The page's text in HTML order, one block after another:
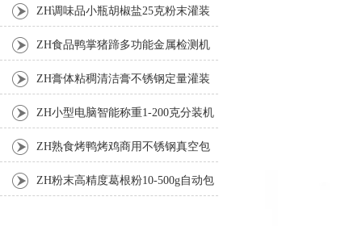
装机 ZH调味品小瓶胡椒盐25克粉末灌装
ZH食品鸭掌猪蹄多功能金属检测机
ZH膏体粘稠清洁膏不锈钢定量灌装
机厂家 ZH小型电脑智能称重1-200克分装机
ZH熟食烤鸭烤鸡商用不锈钢真空包
装机 ZH粉末高精度葛根粉10-500g自动包